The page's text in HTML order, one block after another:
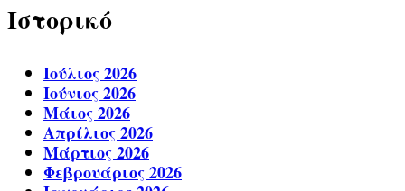
Ιστορικό
Ιούλιος 2026
Ιούνιος 2026
Μάιος 2026
Απρίλιος 2026
Μάρτιος 2026
Φεβρουάριος 2026